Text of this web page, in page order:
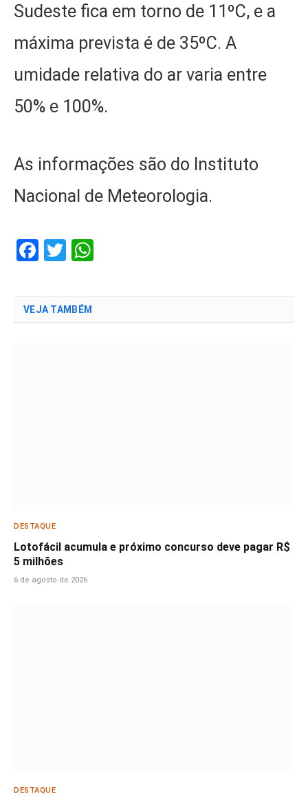
Sudeste fica em torno de 11ºC, e a
máxima prevista é de 35ºC. A
umidade relativa do ar varia entre
50% e 100%.
As informações são do Instituto
Nacional de Meteorologia.
Facebook
Twitter
VEJA TAMBÉM
DESTAQUE
Lotofácil acumula e próximo concurso deve pagar R$
5 milhões
6 de agosto de 2026
DESTAQUE